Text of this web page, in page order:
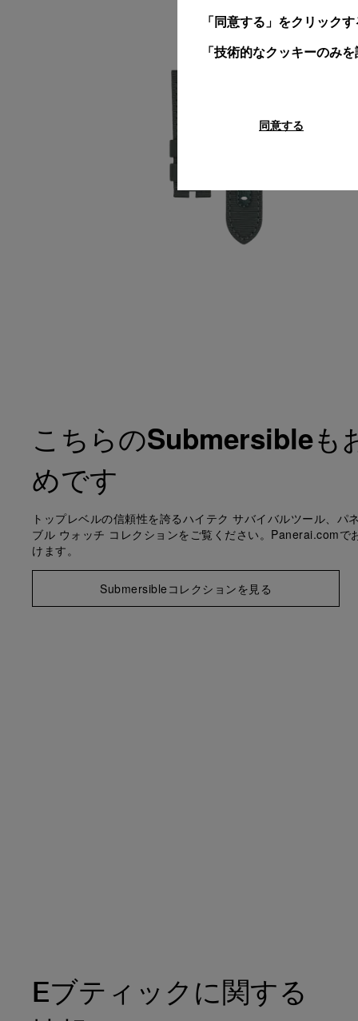
こちらのSubmersibleも
めです
トップレベルの信頼性を誇るハイテク サバイバルツール、パ
ブル ウォッチ コレクションをご覧ください。Panerai.comで
けます。
Submersibleコレクションを見る
Eブティックに関する
「同意する」をクリック
「技術的なクッキーのみ
同意する